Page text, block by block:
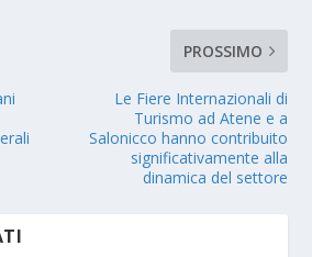
PROSSIMO
Le Fiere Internazionali di
Turismo ad Atene e a
Salonicco hanno contribuito
significativamente alla
dinamica del settore